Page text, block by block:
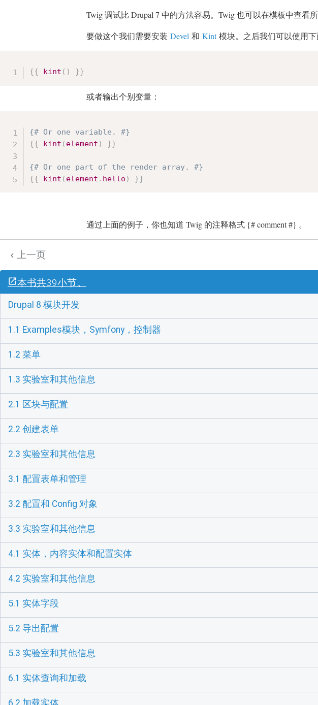
Twig 调试比 Drupal 7 中的方法容易。Twig 也可以在模板中查看
要做这个我们需要安装 Devel 和 Kint模块。之后我们可以使用下
{{ kint ( ) }}
或者输出个别变量：
{# Or one variable. #}
{{
kint ( element ) }}
{# Or one part of the render array. #}
{{
kint ( element . hello ) }}
通过上面的例子，你也知道 Twig 的注释格式 {# comment #} 。
 上一页
本书共39小节。
Drupal 8 模块开发
1.1 Examples模块，Symfony，控制器
1.2 菜单
1.3 实验室和其他信息
2.1 区块与配置
2.2 创建表单
2.3 实验室和其他信息
3.1 配置表单和管理
3.2 配置和 Config 对象
3.3 实验室和其他信息
4.1 实体，内容实体和配置实体
4.2 实验室和其他信息
5.1 实体字段
5.2 导出配置
5.3 实验室和其他信息
6.1 实体查询和加载
6.2 加载实体